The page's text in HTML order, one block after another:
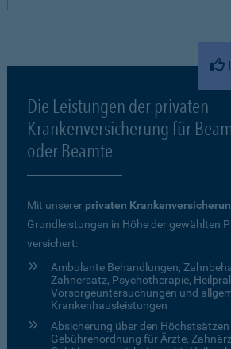
Die Leistungen der privaten
Krankenversicherung für
oder Beamte
Mit unserer privaten
Grundleistungen in Höhe der gewählten
versichert:
Ambulante Behandlungen,
Zahnersatz, Psychotherapie,
Vorsorgeuntersuchungen und
Krankenhausleistungen
Absicherung über den Höchstsätzen
Gebührenordnung für Ärzte,